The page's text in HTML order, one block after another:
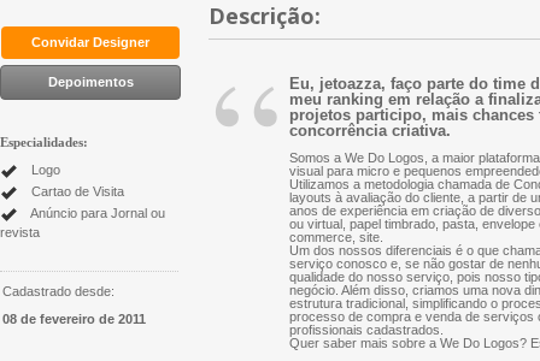
Convidar Designer
Depoimentos
Especialidades:
Logo
Cartao de Visita
Anúncio para Jornal ou
revista
Cadastrado desde:
08 de fevereiro de 2011
Descrição:
“
Eu, jetoazza, faço parte do time
meu ranking em relação a
projetos participo, mais
concorrência criativa.
Somos a We Do Logos, a maior
visual para micro e pequenos
Utilizamos a metodologia chamada de
layouts à avaliação do cliente, a partir de
anos de experiência em criação de
ou virtual, papel timbrado, pasta,
commerce, site.
Um dos nossos diferenciais é o que
serviço conosco e, se não gostar de
qualidade do nosso serviço, pois nosso
negócio. Além disso, criamos uma nova
estrutura tradicional, simplificando o
processo de compra e venda de serviços
profissionais cadastrados.
Quer saber mais sobre a We Do Logos?